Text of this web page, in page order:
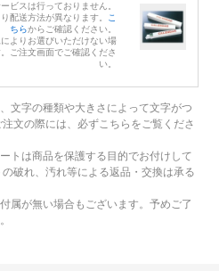
ビスは行っておりません。
配送方法が異なります。 こ
ちらからご確認ください。
よりお選びいただけない場
ご注文画面でご確認くださ
い。
文字の種類や大きさによって文字がつ
文の際には、必ずこちらをご覧くださ
トは商品を保護する目的でお付けして
破れ、汚れ等による返品・交換は承る
属が無い場合もございます。予めご了